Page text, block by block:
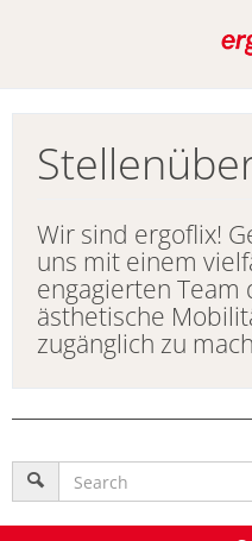
Wir sind ergoflix!
uns mit einem
engagierten Team
ästhetische
zugänglich zu